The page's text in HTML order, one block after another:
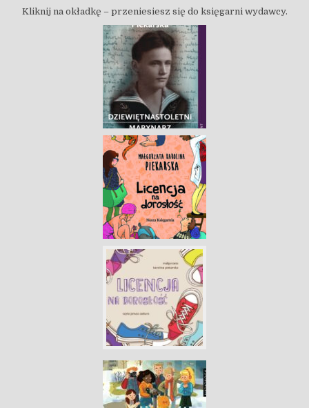
Kliknij na okładkę – przeniesiesz się do księgarni wydawcy.